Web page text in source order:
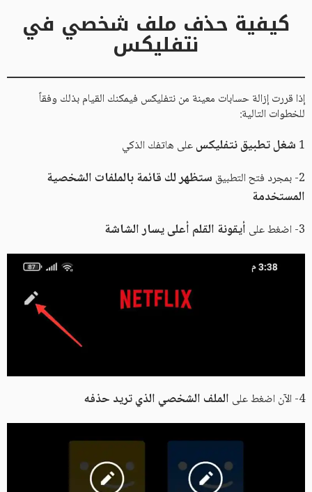
كيفية حذف ملف شخصي في
نتفليكس
إذا قررت إزالة حسابات معينة من نتفليكس فيمكنك القيام بذلك وفقاً
للخطوات التالية:
1 شغل تطبيق نتفليكسعلى هاتفك الذكي
2- بمجرد فتح التطبيق
ستظهر لك قائمة بالملفات الشخصية
المستخدمة
3- اضغط على أيقونة القلم أعلى يسار الشاشة
4- الآن اضغط على الملف الشخصي الذي تريد حذفه